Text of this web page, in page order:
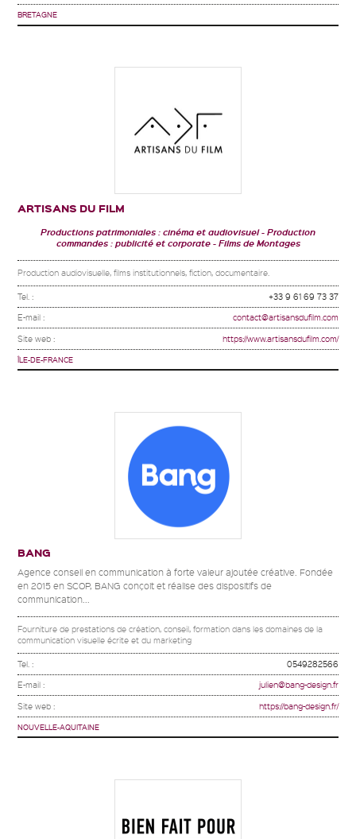
BRETAGNE
ARTISANS DU FILM
Productions patrimoniales : cinéma et audiovisuel
Production
commandes : publicité et corporate
Films de Montages
Production audiovisuelle, films institutionnels, fiction, documentaire.
Tel. : +33 9 61 69 73 37
E-mail : contact@artisansdufilm.com
Site web : https://www.artisansdufilm.com/
ÎLE-DE-FRANCE
BANG
Agence conseil en communication à forte valeur ajoutée créative. Fondée
en 2015 en SCOP, BANG conçoit et réalise des dispositifs de
communication...
Fourniture de prestations de création, conseil, formation dans les domaines de la
communication visuelle écrite et du marketing
Tel. : 0549282566
E-mail : julien@bang-design.fr
Site web : https://bang-design.fr/
NOUVELLE-AQUITAINE